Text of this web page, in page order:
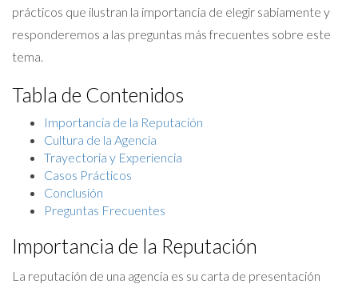
prácticos que ilustran la importancia de elegir sabiamente y
responderemos a las preguntas más frecuentes sobre este
tema.
Tabla de Contenidos
Importancia de la Reputación
Cultura de la Agencia
Trayectoria y Experiencia
Casos Prácticos
Conclusión
Preguntas Frecuentes
Importancia de la Reputación
La reputación de una agencia es su carta de presentación